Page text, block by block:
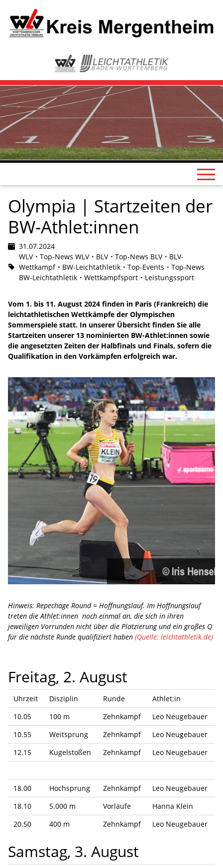
Olympia | Startzeiten der
BW-Athlet:innen
31.07.2024
WLV
Top-News WLV BLV Top-News BLV
BLV-
Wettkampf
BW-Leichtathletik Top-Events
Top-News
BW-Leichtathletik
Wettkampfsport Leistungssport
Vom 1. bis 11. August 2024 finden in Paris (Frankreich) die
leichtathletischen Wettkämpfe der Olympischen
Sommerspiele statt. In unserer Übersicht finden Sie alle
Startzeiten unserer 13 nominierten BW-Athlet:innen sowie
die angesetzten Zeiten der Halbfinals und Finals, sofern die
Qualifikation in den Vorkämpfen erfolgreich war.
Hinweis: Repechage Round = Hoffnungslauf. Im Hoffnungslauf
treten die Athlet:innen noch einmal an, die sich in ihren
jeweiligen Vorrunden nicht über die Platzierung und ein großes Q
für die nächste Runde qualifiziert haben (Quelle: leichtathletik.de)
Freitag, 2. August
Uhrzeit Disziplin Runde
Athlet:in
10.05
100 m Zehnkampf
Leo Neugebauer
10.55
Weitsprung Zehnkampf
Leo Neugebauer
12.15
Kugelstoßen Zehnkampf Leo Neugebauer
18.00 Hochsprung Zehnkampf
Leo Neugebauer
18.10
5.000 m Vorläufe
Hanna Klein
20.50
400 m Zehnkampf Leo Neugebauer
Samstag, 3. August